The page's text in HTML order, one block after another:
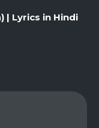
| Lyrics in Hindi